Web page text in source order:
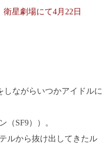
星劇場にて4月22日
しながらいつかアイドルに
SF9））。
ルから抜け出してきたル